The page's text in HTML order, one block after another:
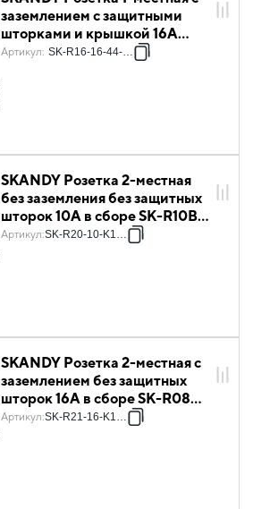
заземлением с защитными
шторками и крышкой 16А
IP44 SK-R11B бежевый IEK
Артикул: SK-R16-16-44-K10
SKANDY Розетка 2-местная
без заземления без защитных
шторок 10А в сборе SK-R10B
бежевый IEK
Артикул:SK-R20-10-K10-F
SKANDY Розетка 2-местная с
заземлением без защитных
шторок 16А в сборе SK-R08B
бежевый IEK
Артикул:SK-R21-16-K10-F